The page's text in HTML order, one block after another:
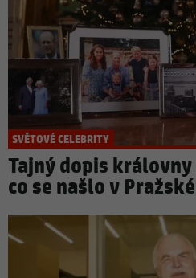
SVĚTOVÉ CELEBRITY
Tajný dopis
co se našlo v